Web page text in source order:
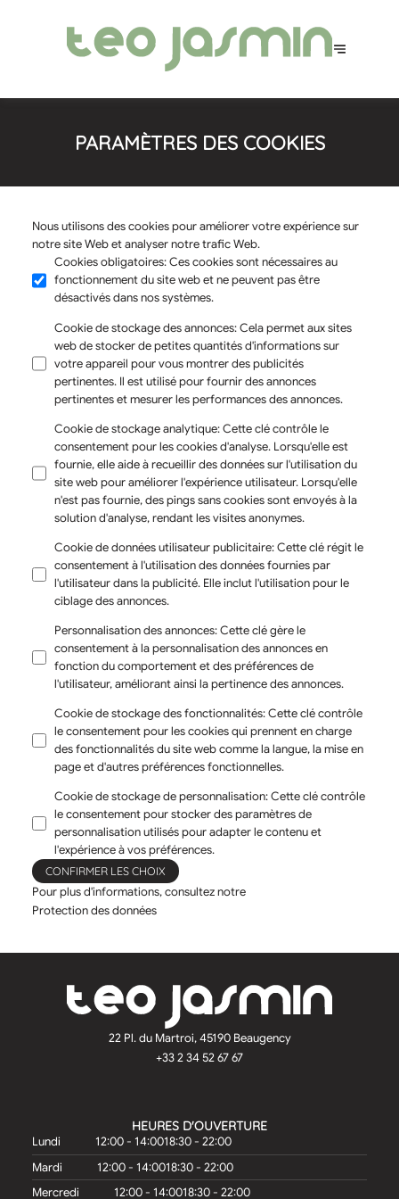
PARAMÈTRES DES COOKIES
Nous utilisons des cookies pour améliorer votre expérience sur
notre site Web et analyser notre trafic Web.
Cookies obligatoires:Ces cookies sont nécessaires au
fonctionnement du site web et ne peuvent pas être
désactivés dans nos systèmes.
Cookie de stockage des annonces:Cela permet aux sites
web de stocker de petites quantités d'informations sur
votre appareil pour vous montrer des publicités
pertinentes. Il est utilisé pour fournir des annonces
pertinentes et mesurer les performances des annonces.
Cookie de stockage analytique:Cette clé contrôle le
consentement pour les cookies d'analyse. Lorsqu'elle est
fournie, elle aide à recueillir des données sur l'utilisation du
site web pour améliorer l'expérience utilisateur. Lorsqu'elle
n'est pas fournie, des pings sans cookies sont envoyés à la
solution d'analyse, rendant les visites anonymes.
Cookie de données utilisateur publicitaire:Cette clé régit le
consentement à l'utilisation des données fournies par
l'utilisateur dans la publicité. Elle inclut l'utilisation pour le
ciblage des annonces.
Personnalisation des annonces:Cette clé gère le
consentement à la personnalisation des annonces en
fonction du comportement et des préférences de
l'utilisateur, améliorant ainsi la pertinence des annonces.
Cookie de stockage des fonctionnalités:Cette clé contrôle
le consentement pour les cookies qui prennent en charge
des fonctionnalités du site web comme la langue, la mise en
page et d'autres préférences fonctionnelles.
Cookie de stockage de personnalisation:Cette clé contrôle
le consentement pour stocker des paramètres de
personnalisation utilisés pour adapter le contenu et
l'expérience à vos préférences.
CONFIRMER LES CHOIX
Pour plus d'informations, consultez notre
Protection des données
22 Pl. du Martroi, 45190 Beaugency
+33 2 34 52 67 67
HEURES D'OUVERTURE
Lundi
12:00 - 14:0018:30 - 22:00
Mardi
12:00 - 14:0018:30 - 22:00
Mercredi
12:00 - 14:0018:30 - 22:00